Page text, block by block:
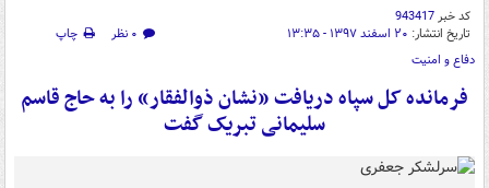
کد خبر943417
تاریخ انتشار: ۲۰ اسفند ۱۳۹۷ - ۱۳:۳۵ ۰ نظر
چاپ
دفاع و امنیت
فرمانده کل سپاه دریافت «نشان ذوالفقار» را به حاج قاسم
سلیمانی تبریک گفت